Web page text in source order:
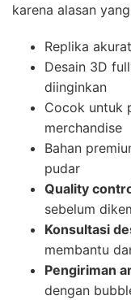
karena alasan
Replika
Desain 3D
diinginkan
Cocok untuk
merchandise
Bahan
pudar
Quality
sebelum
Konsultasi
membantu
Pengiriman
dengan